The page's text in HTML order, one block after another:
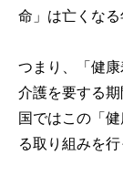
命」は亡くなる
つまり、「健
介護を要する期
国ではこの「
る取り組みを行